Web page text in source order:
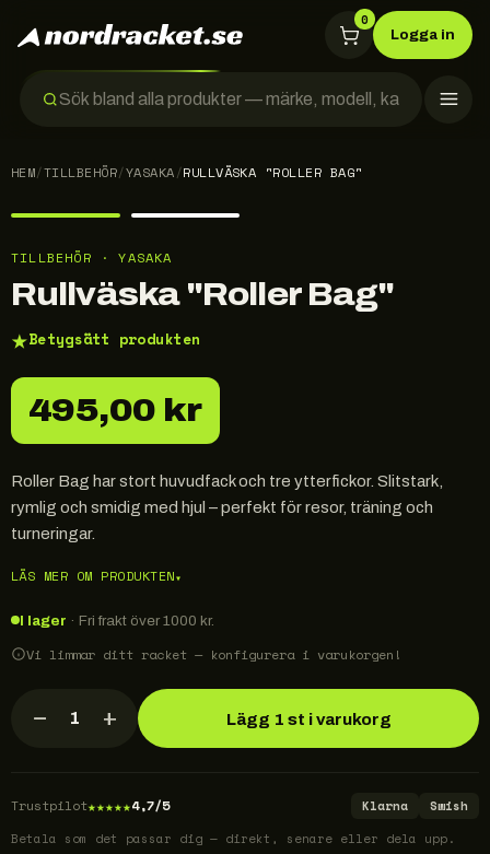
0
Logga in
HEM/TILLBEHÖR/YASAKA/RULLVÄSKA "ROLLER BAG"
TILLBEHÖR · YASAKA
Rullväska "Roller Bag"
★Betygsätt produkten
495,00 kr
Roller Bag har stort huvudfack och tre ytterfickor. Slitstark,
rymlig och smidig med hjul – perfekt för resor, träning och
turneringar.
LÄS MER OM PRODUKTEN▾
I lager · Fri frakt över 1000 kr.
Vi limmar ditt racket — konfigurera i varukorgen!
− 1 + Lägg 1 st i varukorg
Trustpilot★★★★★4,7/5 Klarna
Swish
Betala som det passar dig — direkt, senare eller dela upp.